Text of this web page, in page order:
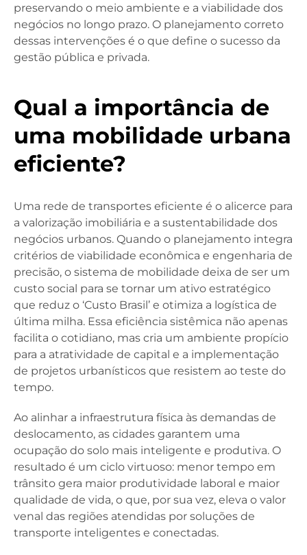
preservando o meio ambiente e a viabilidade dos
negócios no longo prazo. O planejamento correto
dessas intervenções é o que define o sucesso da
gestão pública e privada.
Qual a importância de
uma mobilidade urbana
eficiente?
Uma rede de transportes eficiente é o alicerce para
a valorização imobiliária e a sustentabilidade dos
negócios urbanos. Quando o planejamento integra
critérios de viabilidade econômica e engenharia de
precisão, o sistema de mobilidade deixa de ser um
custo social para se tornar um ativo estratégico
que reduz o ‘Custo Brasil’ e otimiza a logística de
última milha. Essa eficiência sistêmica não apenas
facilita o cotidiano, mas cria um ambiente propício
para a atratividade de capital e a implementação
de projetos urbanísticos que resistem ao teste do
tempo.
Ao alinhar a infraestrutura física às demandas de
deslocamento, as cidades garantem uma
ocupação do solo mais inteligente e produtiva. O
resultado é um ciclo virtuoso: menor tempo em
trânsito gera maior produtividade laboral e maior
qualidade de vida, o que, por sua vez, eleva o valor
venal das regiões atendidas por soluções de
transporte inteligentes e conectadas.